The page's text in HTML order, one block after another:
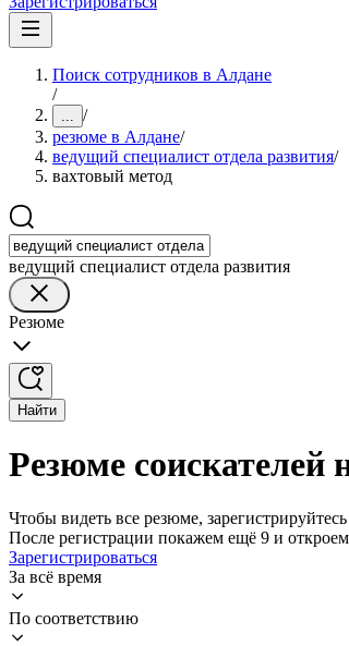
Поиск сотрудников в Алдане
/
... /
резюме в Алдане/
ведущий специалист отдела развития/
вахтовый метод
ведущий специалист отдела развития
Резюме
Найти
Резюме соискателей
Чтобы видеть все резюме, зарегистрируйтесь
После регистрации покажем ещё 9 и
Зарегистрироваться
За всё время
По соответствию